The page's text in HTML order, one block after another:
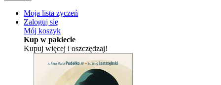
Moja lista życzeń
Zaloguj się
Mój koszyk
Kup w pakiecie
Kupuj więcej i oszczędzaj!